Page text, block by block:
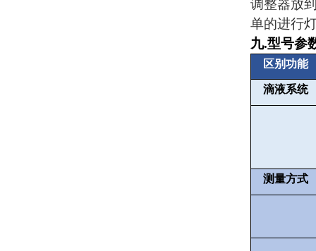
调整器放
单的进行
九.型号参
区别功能
滴液系统
测量方式